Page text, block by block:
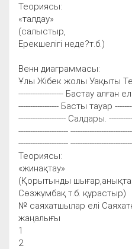
Теориясы:
«талдау»
(салыстыр,
Ерекшелігі неде?т.б.)
Венн диаграммасы:
Ұлы Жібек жолы Уақыты
------------------- Бастау алған
----------------- Басты тауар
-------------------- Салдары.
---------------------
---------------------
Теориясы:
«жинақтау»
(Қорытынды
Сөзжұмбақ т.б. құрастыр)
№ саяхатшылар елі
жаңалығы
1
2